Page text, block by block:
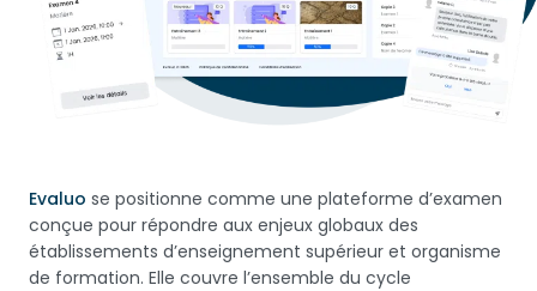
Evaluo se positionne comme une plateforme d’examen
conçue pour répondre aux enjeux globaux des
établissements d’enseignement supérieur et organisme
de formation. Elle couvre l’ensemble du cycle